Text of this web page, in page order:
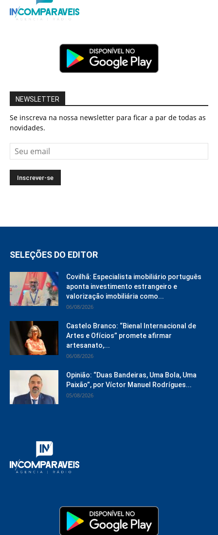
NEWSLETTER
Se inscreva na nossa newsletter para ficar a par de todas as
novidades.
SELEÇÕES DO EDITOR
Covilhã: Especialista imobiliário português
aponta investimento estrangeiro e
valorização imobiliária como...
06/08/2026
Castelo Branco: “Bienal Internacional de
Artes e Ofícios” promete afirmar
artesanato,...
06/08/2026
Opinião: “Duas Bandeiras, Uma Bola, Uma
Paixão”, por Víctor Manuel Rodrígues...
05/08/2026